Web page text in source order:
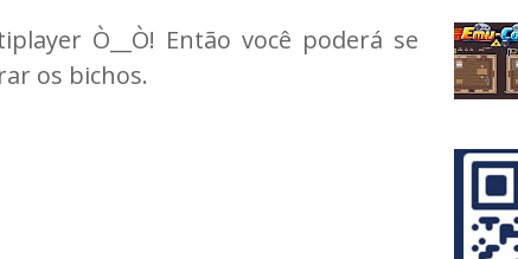
Ò__Ò! Então você poderá se
os bichos.